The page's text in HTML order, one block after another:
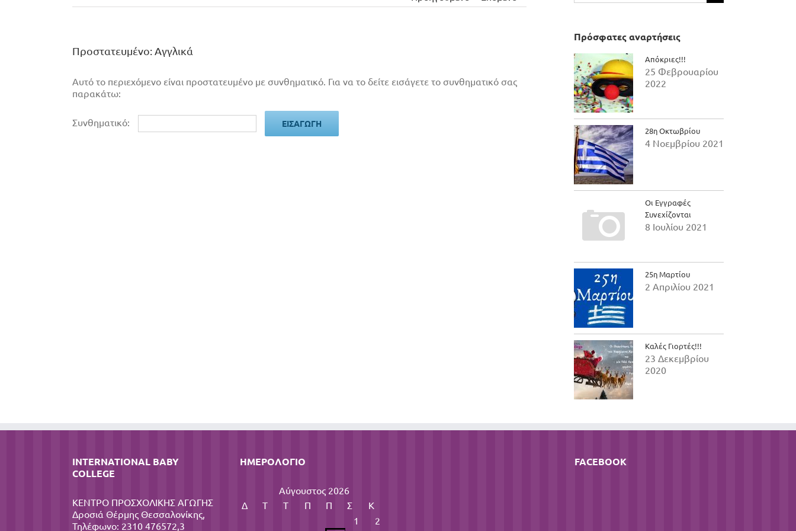
Πρoστατευμένο: Αγγλικά
Αυτό το περιεχόμενο είναι προστατευμένο με συνθηματικό. Για να το δείτε εισάγετε το συνθηματικό σας
παρακάτω:
Συνθηματικό:
για:
Πρόσφατες αναρτήσεις
Απόκριες!!!
25 Φεβρουαρίου
2022
28η Οκτωβρίου
4 Νοεμβρίου 2021
Οι Εγγραφές
Συνεχίζονται
8 Ιουλίου 2021
25η Μαρτίου
2 Απριλίου 2021
Καλές Γιορτές!!!
23 Δεκεμβρίου
2020
INTERNATIONAL BABY
COLLEGE
ΚΕΝΤΡΟ ΠΡΟΣΧΟΛΙΚΗΣ ΑΓΩΓΗΣ
Δροσιά Θέρμης Θεσσαλονίκης,
Τηλέφωνο: 2310 476572,3
ΗΜΕΡΟΛΌΓΙΟ
Αύγουστος 2026
Δ
Τ Τ Π Π Σ
Κ
1
2
FACEBOOK